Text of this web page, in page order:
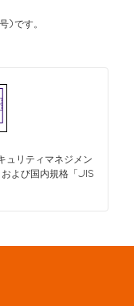
)です。
リティマネジメン
よび国内規格「JIS